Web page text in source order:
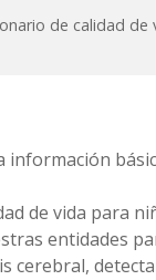
de calidad
de vida para
entidades
cerebral,